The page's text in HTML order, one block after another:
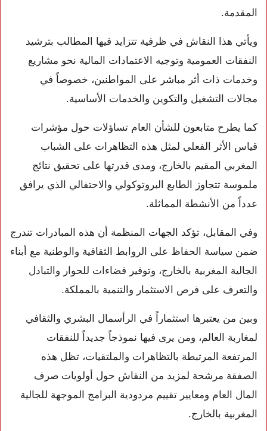
المقدمة.
ويأتي هذا النقاش في ظرفية تتزايد فيها المطالب بترشيد
النفقات العمومية وتوجيه الاعتمادات المالية نحو مشاريع
وخدمات ذات أثر مباشر على المواطنين، خصوصاً في
مجالات التشغيل والتكوين والخدمات الأساسية.
كما يطرح متابعون للشأن العام تساؤلات حول مؤشرات
قياس الأثر الفعلي لمثل هذه التظاهرات على الشباب
المغربي المقيم بالخارج، ومدى قدرتها على تحقيق نتائج
ملموسة تتجاوز الطابع البروتوكولي والاحتفالي الذي يرافق
عدداً من الأنشطة المماثلة.
وفي المقابل، تؤكد الجهات المنظمة أن هذه المبادرات تندرج
ضمن سياسة الحفاظ على الروابط الثقافية والوطنية مع أبناء
الجالية المغربية بالخارج، وتوفير فضاءات للحوار والتبادل
والتعرف على فرص الاستثمار والتنمية بالمملكة.
وبين من يعتبرها استثماراً في الرأسمال البشري والثقافي
لمغاربة العالم، ومن يرى فيها نموذجاً جديداً للنفقات
المرتفعة المرتبطة بالتظاهرات والملتقيات، تظل هذه
الصفقة مرشحة لمزيد من النقاش حول أولويات صرف
المال العام ومعايير تقييم مردودية البرامج الموجهة للجالية
المغربية بالخارج.